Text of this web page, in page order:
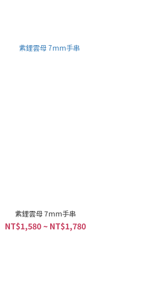
紫鋰雲母 7mm手串
NT$1,580 ~ NT$1,780